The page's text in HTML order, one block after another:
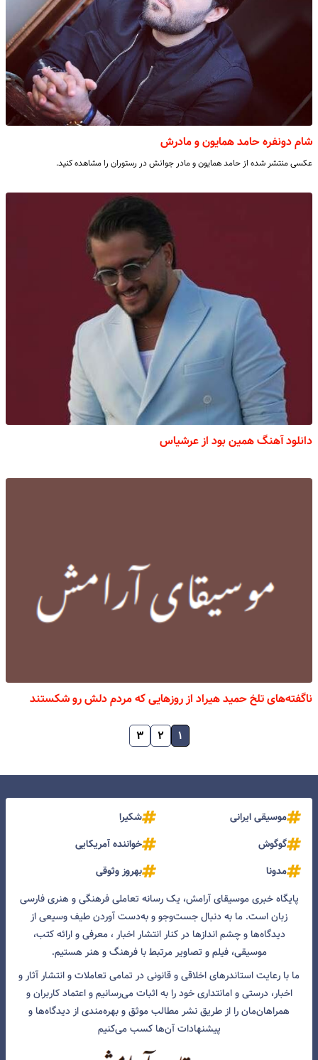
شام دونفره حامد همایون و مادرش
عکسی منتشر شده از حامد همایون و مادر جوانش در رستوران را مشاهده کنید.
دانلود آهنگ همین بود از عرشیاس
ناگفته‌های تلخ حمید هیراد از روزهایی که مردم دلش رو شکستند
۱ ۲ ۳
موسیقی ایرانی
شکیرا
گوگوش
خواننده آمریکایی
مدونا
بهروز وثوقی
پایگاه خبری موسیقای آرامش، یک رسانه تعاملی فرهنگی و هنری فارسی
زبان است. ما به دنبال جست‌و‌جو و به‌دست آوردن طیف وسیعی از
دیدگاه‌ها و چشم انداز‌ها در کنار انتشار اخبار ، معرفی و ارائه کتب،
موسیقی، فیلم و تصاویر مرتبط با فرهنگ و هنر هستیم.
ما با رعایت استاندرهای اخلاقی و قانونی در تمامی تعاملات و انتشار آثار و
اخبار، درستی و امانتداری خود را به اثبات می‌رسانیم و اعتماد کاربران و
همراهان‌مان را از طریق نشر مطالب موثق و بهره‌مندی از دیدگاه‌ها و
پیشنهادات آن‌ها کسب می‌کنیم